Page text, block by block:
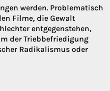
werden. Problematisch
Filme, die Gewalt
entgegenstehen,
der Triebbefriedigung
Radikalismus oder